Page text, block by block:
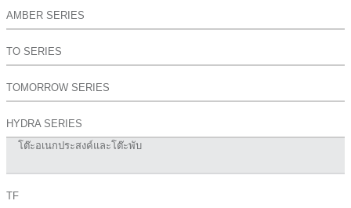
AMBER SERIES
TO SERIES
TOMORROW SERIES
HYDRA SERIES
โต๊ะอเนกประสงค์และโต๊ะพับ
TF